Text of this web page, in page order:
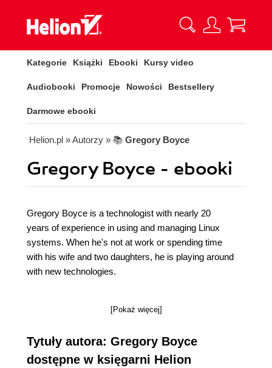
Kategorie Książki Ebooki Kursy video
Audiobooki Promocje Nowości Bestsellery
Darmowe ebooki
Helion.pl » Autorzy » 📚 Gregory Boyce
Gregory Boyce - ebooki
Gregory Boyce is a technologist with nearly 20
years of experience in using and managing Linux
systems. When he's not at work or spending time
with his wife and two daughters, he is playing around
with new technologies.
[Pokaż więcej]
Tytuły autora: Gregory Boyce
dostępne w księgarni Helion